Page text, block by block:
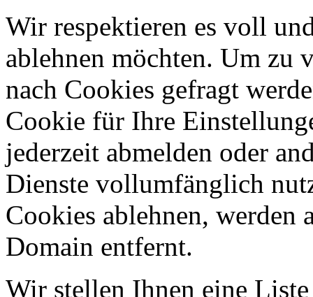
Wir respektieren es voll
ablehnen möchten. Um zu
nach Cookies gefragt
Cookie für Ihre
jederzeit abmelden oder
Dienste vollumfänglich
Cookies ablehnen, werden
Domain entfernt.
Wir stellen Ihnen eine